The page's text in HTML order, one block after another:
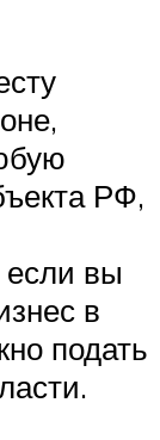
РФ,
если вы
в
подать